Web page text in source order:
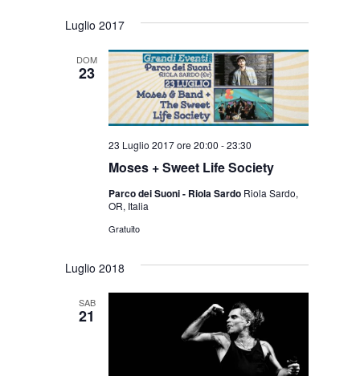
viste
data.
Luglio 2017
DOM
23
Moses + Sweet Life Society
23 Luglio 2017 ore 20:00 -23:30
Parco dei Suoni - Riola Sardo Riola Sardo,
OR, Italia
Gratuito
Luglio 2018
SAB
21